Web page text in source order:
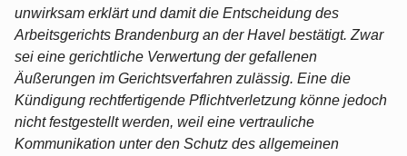
unwirksam erklärt und damit die Entscheidung des
Arbeitsgerichts Brandenburg an der Havel bestätigt. Zwar
sei eine gerichtliche Verwertung der gefallenen
Äußerungen im Gerichtsverfahren zulässig. Eine die
Kündigung rechtfertigende Pflichtverletzung könne jedoch
nicht festgestellt werden, weil eine vertrauliche
Kommunikation unter den Schutz des allgemeinen